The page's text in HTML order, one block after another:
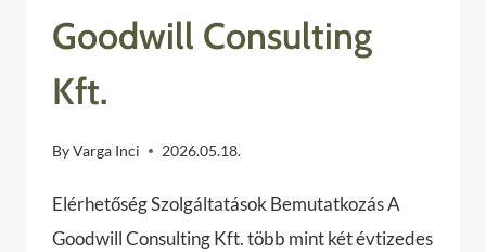
Goodwill Consulting
Kft.
ByVarga Inci 2026.05.18.
Elérhetőség Szolgáltatások Bemutatkozás A
Goodwill Consulting Kft. több mint két évtizedes